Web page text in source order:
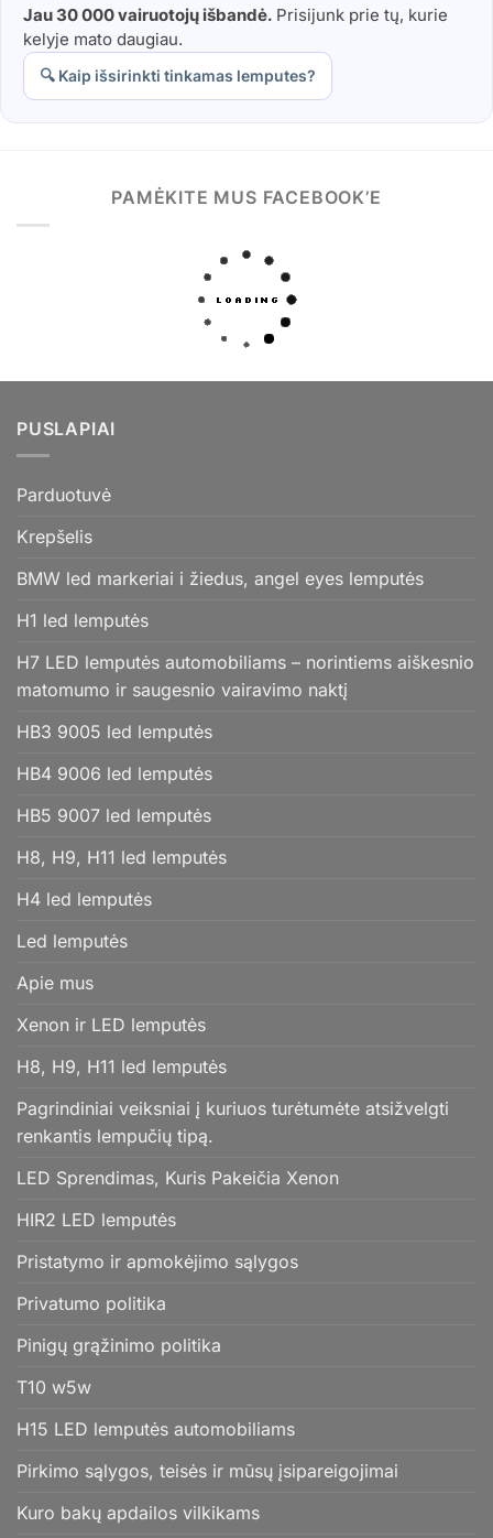
Jau 30 000 vairuotojų išbandė. Prisijunk prie tų, kurie
kelyje mato daugiau.
🔍 Kaip išsirinkti tinkamas lemputes?
PAMĖKITE MUS FACEBOOK’E
PUSLAPIAI
Parduotuvė
Krepšelis
BMW led markeriai i žiedus, angel eyes lemputės
H1 led lemputės
H7 LED lemputės automobiliams – norintiems aiškesnio
matomumo ir saugesnio vairavimo naktį
HB3 9005 led lemputės
HB4 9006 led lemputės
HB5 9007 led lemputės
H8, H9, H11 led lemputės
H4 led lemputės
Led lemputės
Apie mus
Xenon ir LED lemputės
H8, H9, H11 led lemputės
Pagrindiniai veiksniai į kuriuos turėtumėte atsižvelgti
renkantis lempučių tipą.
LED Sprendimas, Kuris Pakeičia Xenon
HIR2 LED lemputės
Pristatymo ir apmokėjimo sąlygos
Privatumo politika
Pinigų grąžinimo politika
T10 w5w
H15 LED lemputės automobiliams
Pirkimo sąlygos, teisės ir mūsų įsipareigojimai
Kuro bakų apdailos vilkikams